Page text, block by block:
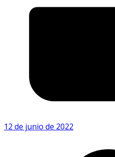
12 de junio de 2022